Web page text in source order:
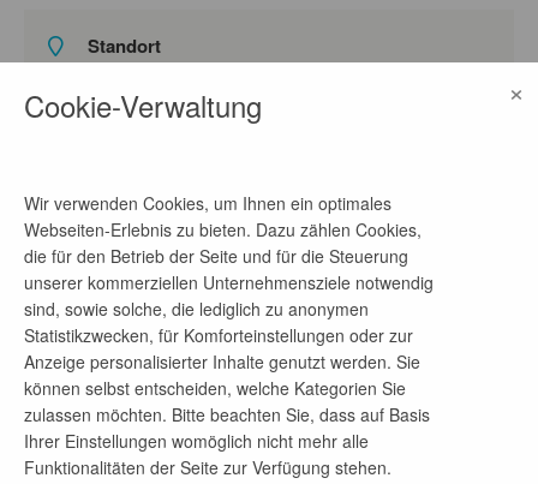
Standort
Deutschland
auf Google Maps ansehen
Link
Ansprechpartner
Campus Scout Netzwerk
Telefon-Nr.
+491795344815
E-Mail-Adresse
Cookie-Verwaltung ×
Wir verwenden Cookies, um Ihnen ein optimales
Webseiten-Erlebnis zu bieten. Dazu zählen Cookies,
die für den Betrieb der Seite und für die Steuerung
unserer kommerziellen Unternehmensziele notwendig
sind, sowie solche, die lediglich zu anonymen
Statistikzwecken, für Komforteinstellungen oder zur
Anzeige personalisierter Inhalte genutzt werden. Sie
können selbst entscheiden, welche Kategorien Sie
zulassen möchten. Bitte beachten Sie, dass auf Basis
Ihrer Einstellungen womöglich nicht mehr alle
Funktionalitäten der Seite zur Verfügung stehen.